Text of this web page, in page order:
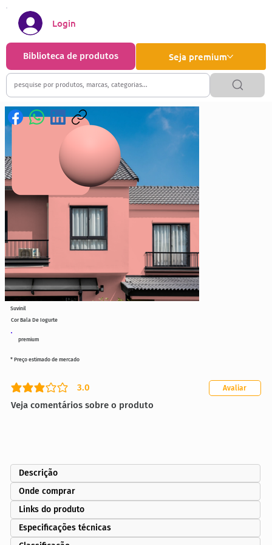
Seja premium
Biblioteca de produtos
Login
premium
Cor Bala De Iogurte
3.0
classificação média é 3 de 5
Veja comentários sobre o produto
Avaliar
* Preço estimado de mercado
Suvinil
Descrição
Onde comprar
Links do produto
Especificações técnicas